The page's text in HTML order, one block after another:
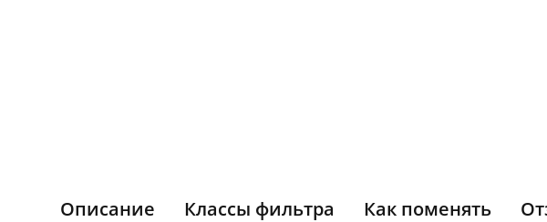
Описание Классы фильтра Как поменять